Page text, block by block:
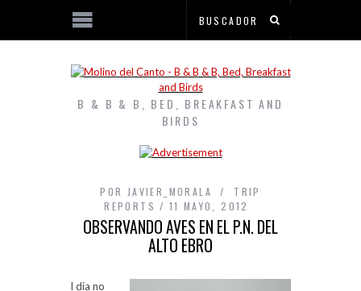
B & B & B, BED, BREAKFAST AND
BIRDS
POR JAVIER_MORALA
TRIP
REPORTS
11 MAYO, 2012
OBSERVANDO AVES EN EL P.N. DEL
ALTO EBRO
l día no